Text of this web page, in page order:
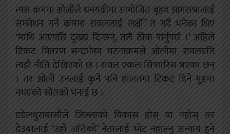
त्यस क्रममा ओलीले धनगढीमा आयोजित बृहद आमसभालाई
सम्बोधन गर्ने क्रममा रावललाई लक्ष्ँित गर्दै भनेका थिए
‘माथि आएपछि दुख्ख दिन्छन्, तलै ठीक पार्नुपर्छ ।’ अहिले
टिकट वितरण सन्दर्भका घटनाक्रमले ओलीमा रावलप्रति
त्यही नीति देखिएको छ । रावल एकल सिफारिस भएका छन्
। तर ओली उनलाई कुनै पनि हालतमा टिकट दिने मुुडमा
नभएको स्रोतको भनाई छ ।
डडेलधुराबासीले जिल्लाको विकास होस् या नहोस् तर
देउबालाई ‘उहाँ जत्तिको’ नेतालाई भोट नहाल्नु अन्याय हुने